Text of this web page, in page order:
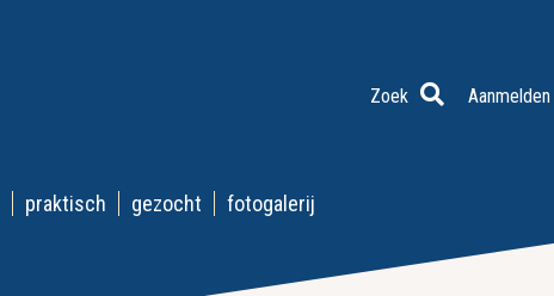
Zoek Aanmelden
praktisch gezocht fotogalerij